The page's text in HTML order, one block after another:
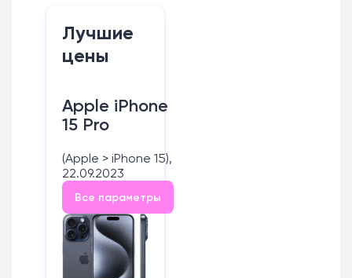
Лучшие
цены
Apple iPhone
15 Pro
(Apple > iPhone 15),
22.09.2023
Все параметры